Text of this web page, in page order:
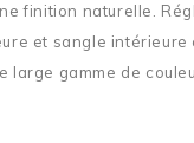
finition naturelle.
et sangle intérieure
large gamme de